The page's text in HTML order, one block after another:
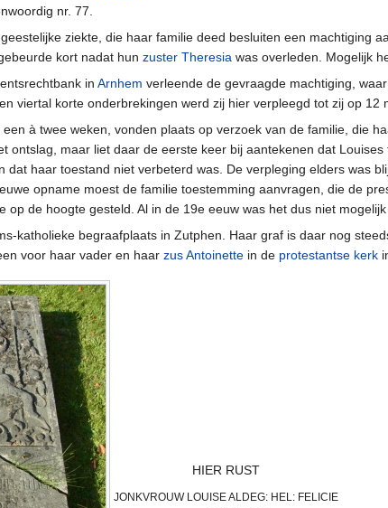
nr. 77.
ziekte, die haar familie deed besluiten een machtiging
kort nadat hun zuster Theresia was overleden. Mogelijk
in Arnhem verleende de gevraagde machtiging,
viertal korte onderbrekingen werd zij hier verpleegd tot zij op 12
à twee weken, vonden plaats op verzoek van de familie, die
ontslag, maar liet daar de eerste keer bij aantekenen dat
dat haar toestand niet verbeterd was. De verpleging elders was
opname moest de familie toestemming aanvragen, die de
op de hoogte gesteld. Al in de 19e eeuw was het dus niet
katholieke begraafplaats in Zutphen. Haar graf is daar nog
voor haar vader en haar zus Antoinette in de protestantse kerk
HIER RUST
JONKVROUW LOUISE ALDEG: HEL: FELICIE